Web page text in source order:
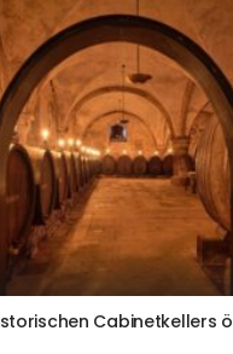
Cabinetkellers